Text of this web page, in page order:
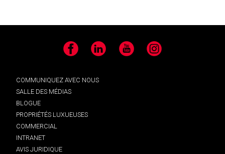
Facebook LinkedIn YouTube Instagram
COMMUNIQUEZ AVEC NOUS
SALLE DES MÉDIAS
BLOGUE
PROPRIÉTÉS LUXUEUSES
COMMERCIAL
INTRANET
AVIS JURIDIQUE